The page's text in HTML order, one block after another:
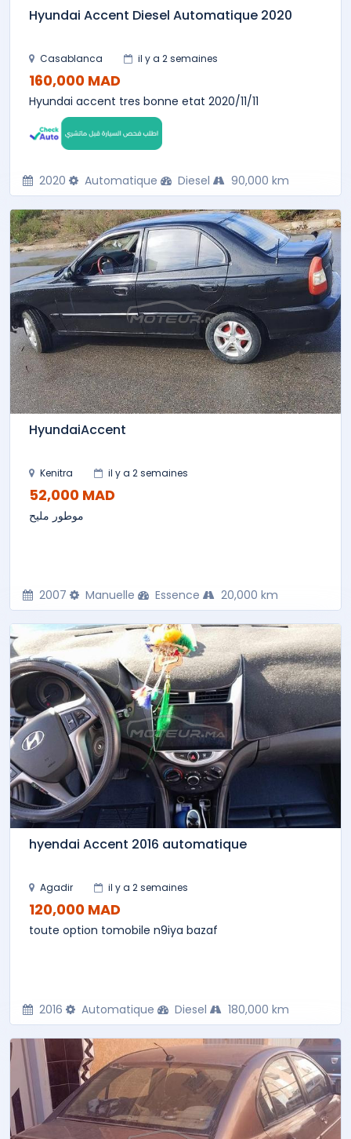
Hyundai Accent Diesel Automatique 2020
Casablanca il y a 2 semaines
160,000 MAD
Hyundai accent tres bonne etat 2020/11/11
2020 Automatique Diesel 90,000 km
HyundaiAccent
Kenitra il y a 2 semaines
52,000 MAD
موطور مليح
2007 Manuelle Essence 20,000 km
hyendai Accent 2016 automatique
Agadir il y a 2 semaines
120,000 MAD
toute option tomobile n9iya bazaf
2016 Automatique Diesel 180,000 km